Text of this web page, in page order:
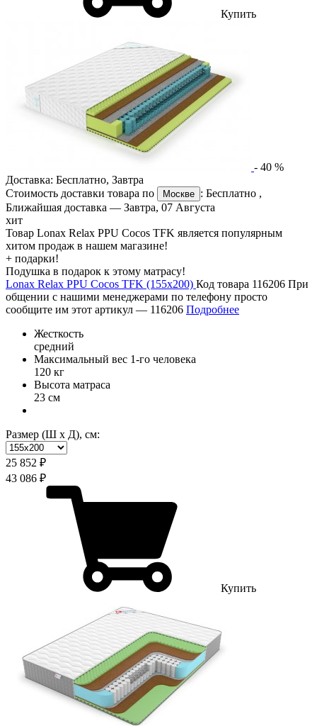
Купить
- 40 %
Доставка: Бесплатно, Завтра
Стоимость доставки товара по
Москве : Бесплатно ,
Ближайшая доставка — Завтра, 07 Августа
хит
Товар Lonax Relax PPU Cocos TFK является популярным
хитом продаж в нашем магазине!
+ подарки!
Подушка в подарок к этому матрасу!
Lonax Relax PPU Cocos TFK (155х200) Код товара 116206 При
общении с нашими менеджерами по телефону просто
сообщите им этот артикул — 116206 Подробнее
Жесткость
средний
Максимальный вес 1-го человека
120 кг
Высота матраса
23 см
Размер (Ш х Д), см:
25 852 ₽
43 086 ₽
Купить